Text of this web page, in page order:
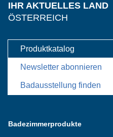
IHR AKTUELLES LAND
ÖSTERREICH
Produktkatalog
Newsletter abonnieren
Badausstellung finden
Badezimmerprodukte